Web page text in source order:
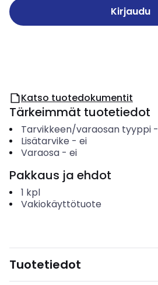
Kirjaudu
Katso tuotedokumentit
Tärkeimmät tuotetiedot
Tarvikkeen/varaosan tyyppi-
Lisätarvike - ei
Varaosa- ei
Pakkaus ja ehdot
1 kpl
Vakiokäyttötuote
Tuotetiedot